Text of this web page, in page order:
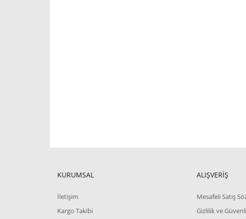
KURUMSAL
İletişim
Kargo Takibi
ALIŞVERİŞ
Mesafeli Satış
Gizlilik ve